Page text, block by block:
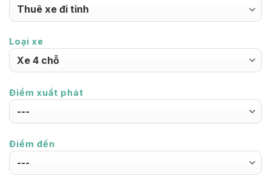
Loại xe
Điểm xuất phát
Điểm đến